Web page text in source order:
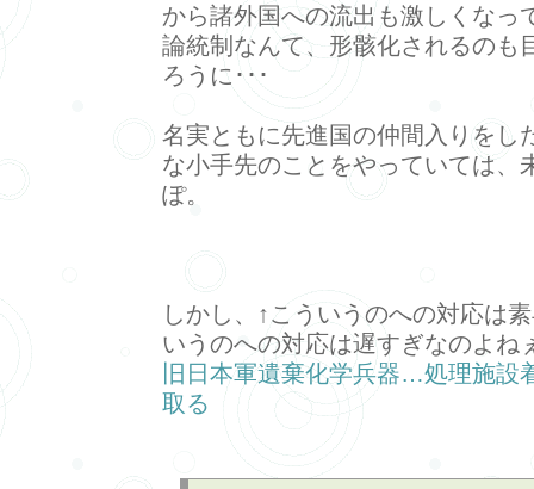
から諸外国への流出も激しくなっ
論統制なんて、形骸化されるのも
ろうに･･･
名実ともに先進国の仲間入りをし
な小手先のことをやっていては、
ぽ。
しかし、↑こういうのへの対応は
いうのへの対応は遅すぎなのよね
旧日本軍遺棄化学兵器…処理施設
取る